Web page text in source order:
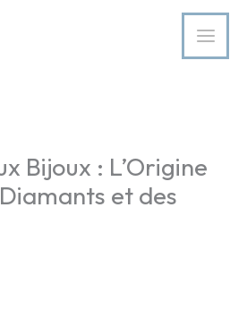
Bijoux : L’Origine
et des